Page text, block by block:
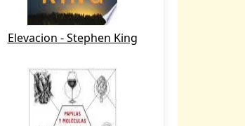
Elevacion - Stephen King